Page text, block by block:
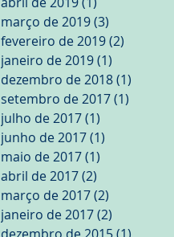
março de 2019(3)
fevereiro de 2019(2)
janeiro de 2019(1)
dezembro de 2018(1)
setembro de 2017(1)
julho de 2017(1)
junho de 2017(1)
maio de 2017(1)
abril de 2017(2)
março de 2017(2)
janeiro de 2017(2)
dezembro de 2015(1)